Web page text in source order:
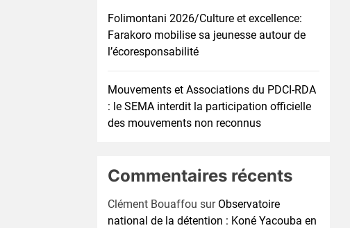
Folimontani 2026/Culture et excellence:
Farakoro mobilise sa jeunesse autour de
l’écoresponsabilité
Mouvements et Associations du PDCI-RDA
: le SEMA interdit la participation officielle
des mouvements non reconnus
Commentaires récents
Clément Bouaffou sur Observatoire
national de la détention : Koné Yacouba en